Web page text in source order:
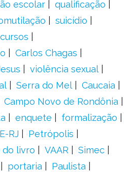
escolar
qualificação
suicídio
cursos
Carlos Chagas
violência sexual
Serra do Mel
Caucaia
Campo Novo de Rondônia
enquete
formalização
RJ
Petrópolis
do livro VAAR
Simec
portaria
Paulista